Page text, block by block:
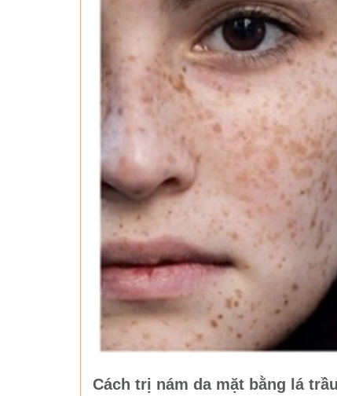
Cách trị nám da mặt bằng lá